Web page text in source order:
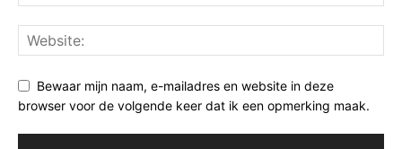
Bewaar mijn naam, e-mailadres en website in deze
browser voor de volgende keer dat ik een opmerking maak.